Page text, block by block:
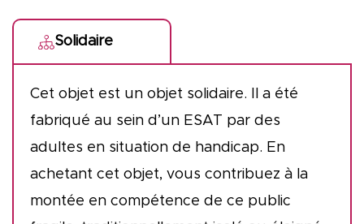
Solidaire
Cet objet est un objet solidaire. Il a été
fabriqué au sein d’un ESAT par des
adultes en situation de handicap. En
achetant cet objet, vous contribuez à la
montée en compétence de ce public